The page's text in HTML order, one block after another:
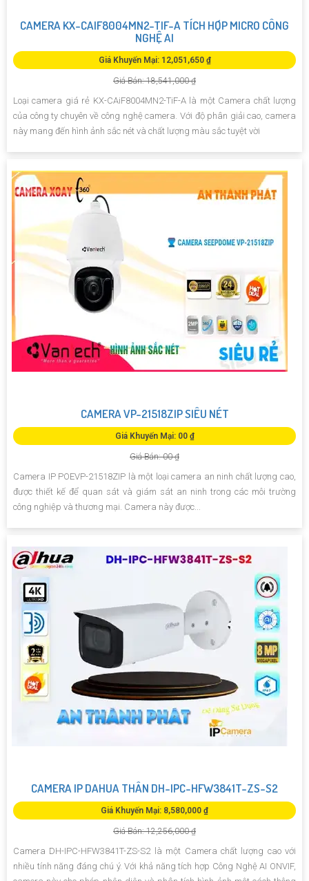
CAMERA KX-CAIF8004MN2-TIF-A TÍCH HỢP MICRO CÔNG
NGHỆ AI
Giá Khuyến Mại: 12,051,650 ₫
Giá Bán: 18,541,000 ₫
Loại camera giá rẻ KX-CAiF8004MN2-TiF-A là một Camera chất lượng
của công ty chuyên về công nghệ camera. Với độ phân giải cao, camera
này mang đến hình ảnh sắc nét và chất lượng màu sắc tuyệt vời
CAMERA VP-21518ZIP SIÊU NÉT
Giá Khuyến Mại: 00 ₫
Giá Bán: 00 ₫
Camera IP POEVP-21518ZIP là một loại camera an ninh chất lượng cao,
được thiết kế để quan sát và giám sát an ninh trong các môi trường
công nghiệp và thương mại. Camera này được...
CAMERA IP DAHUA THÂN DH-IPC-HFW3841T-ZS-S2
Giá Khuyến Mại: 8,580,000 ₫
Giá Bán: 12,256,000 ₫
Camera DH-IPC-HFW3841T-ZS-S2 là một Camera chất lượng cao với
nhiều tính năng đáng chú ý. Với khả năng tích hợp Công Nghệ AI ONVIF,